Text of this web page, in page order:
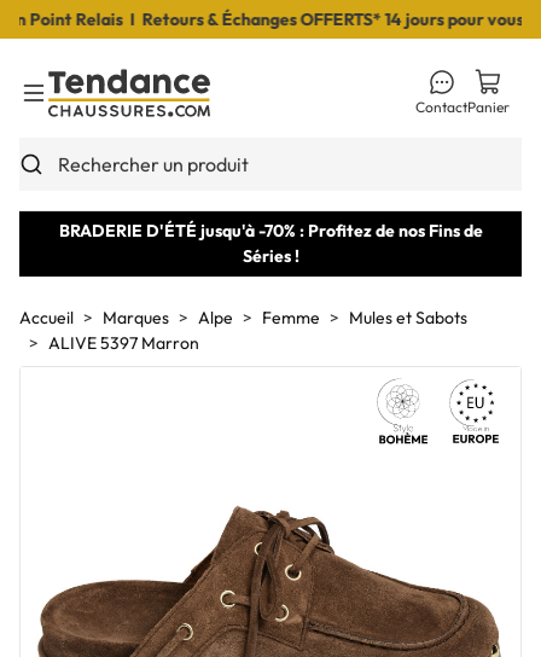
Point Relais I Retours & Échanges OFFERTS* 14 jours pour vous
Toggle Menu
Rechercher un produit
ContactPanier
BRADERIE D'ÉTÉ jusqu'à -70% : Profitez de nos Fins de
Séries !
Accueil Marques Alpe Femme
Mules et Sabots
ALIVE 5397 Marron